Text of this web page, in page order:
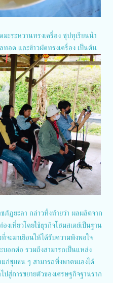
ะระหวานทรงเครื่อง ซุปทุเรียนน้ำ
อด และข้าวผัดทรงเครื่อง เป็นต้น
ฏยะลา กล่าวทิ้งท้ายว่า ผลผลิตจาก
งเที่ยวโดยใช้ธุรกิจโฮมสเตย์เป็นฐาน
จะมาเยือนให้ได้รับความพึงพอใจ
บอกต่อ รวมถึงสามารถเป็นแหล่ง
ก่ชุมชน ๆ สามารถพึ่งพาตนเองได้
ปสู่การขยายตัวของเศรษฐกิจฐานราก